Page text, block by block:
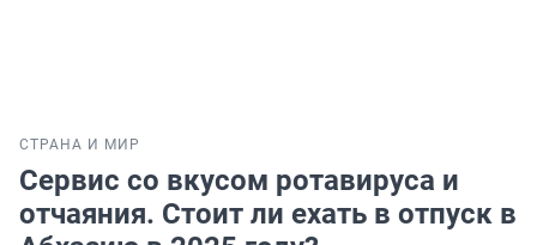
СТРАНА И МИР
Сервис со вкусом ротавируса и
отчаяния. Стоит ли ехать в отпуск в